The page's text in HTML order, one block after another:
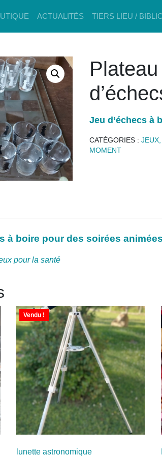
ACTUALITÉS TIERS LIEU /
Jeu d’échecs à
CATÉGORIES :
MOMENT
à boire pour des soirées animées
pour la santé
Vendu !
lunette astronomique